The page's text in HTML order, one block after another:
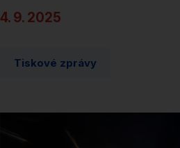
4. 9. 2025
Tiskové zprávy